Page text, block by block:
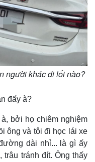
người khác đi lối nào?
đấy à?
bởi họ chiêm nghiệm
ông và tôi đi học lái xe
dài nhỉ... là gì ấy
trâu tránh đít. Ông thấy